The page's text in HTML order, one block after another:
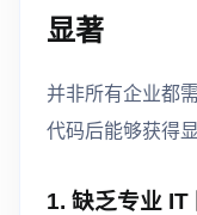
显著
并非所有企业都
代码后能够获得
1. 缺乏专业 IT